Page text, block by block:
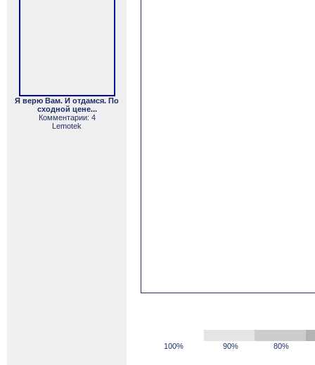
Я верю Вам. И отдамся. По
сходной цене...
Комментарии: 4
Lemotek
100% 90% 80%